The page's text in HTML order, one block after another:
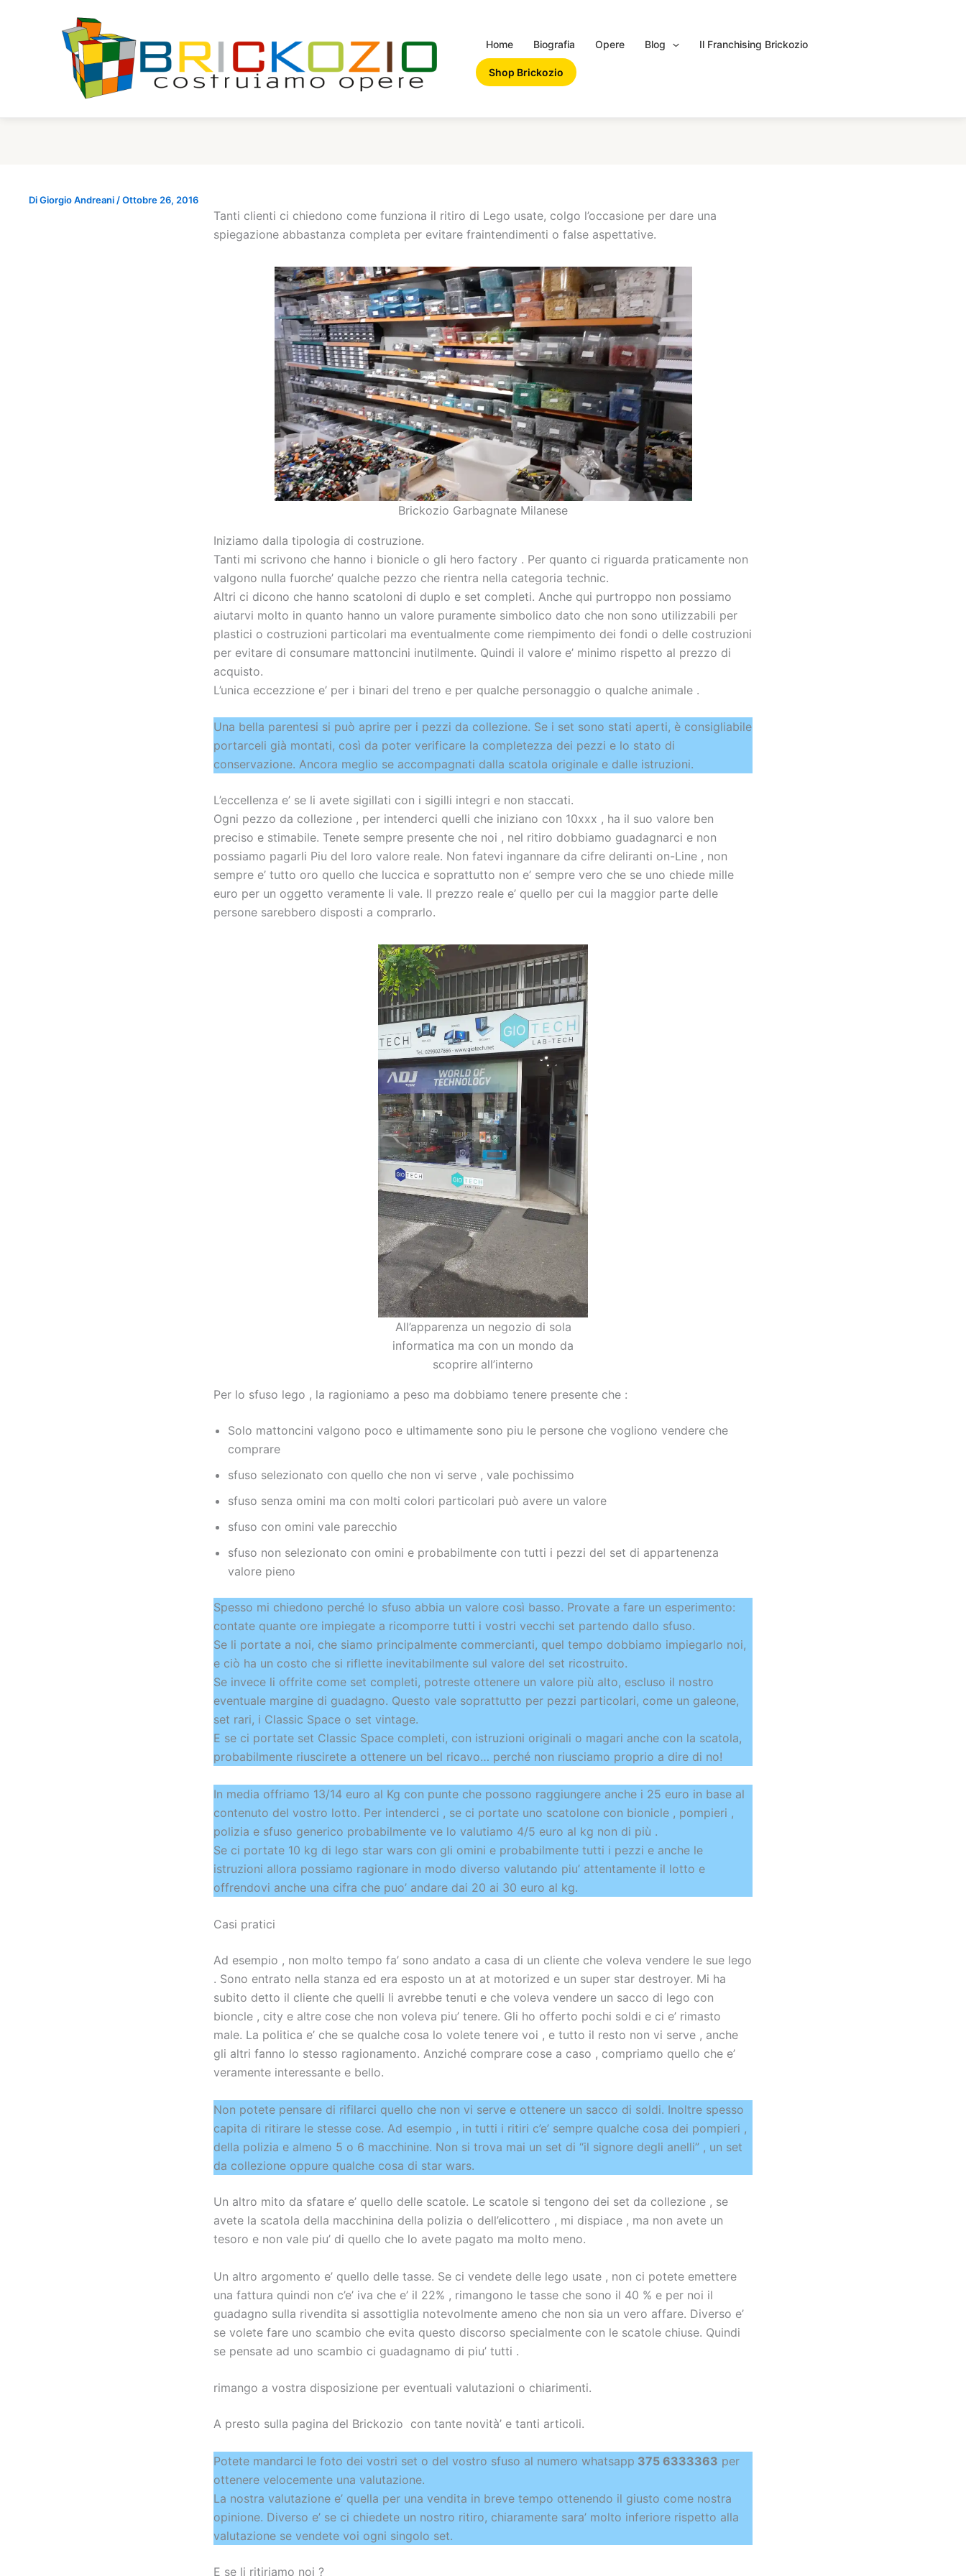
Home Biografia Opere Blog Il Franchising Brickozio
Shop Brickozio
DiGiorgio Andreani /Ottobre 26, 2016
Tanti clienti ci chiedono come funziona il ritiro di Lego usate, colgo l’occasione per dare una
spiegazione abbastanza completa per evitare fraintendimenti o false aspettative.
Brickozio Garbagnate Milanese
Iniziamo dalla tipologia di costruzione.
Tanti mi scrivono che hanno i bionicle o gli hero factory . Per quanto ci riguarda praticamente non
valgono nulla fuorche’ qualche pezzo che rientra nella categoria technic.
Altri ci dicono che hanno scatoloni di duplo e set completi. Anche qui purtroppo non possiamo
aiutarvi molto in quanto hanno un valore puramente simbolico dato che non sono utilizzabili per
plastici o costruzioni particolari ma eventualmente come riempimento dei fondi o delle costruzioni
per evitare di consumare mattoncini inutilmente. Quindi il valore e’ minimo rispetto al prezzo di
acquisto.
L’unica eccezzione e’ per i binari del treno e per qualche personaggio o qualche animale .
Una bella parentesi si può aprire per i pezzi da collezione. Se i set sono stati aperti, è consigliabile
portarceli già montati, così da poter verificare la completezza dei pezzi e lo stato di
conservazione. Ancora meglio se accompagnati dalla scatola originale e dalle istruzioni.
L’eccellenza e’ se li avete sigillati con i sigilli integri e non staccati.
Ogni pezzo da collezione , per intenderci quelli che iniziano con 10xxx , ha il suo valore ben
preciso e stimabile. Tenete sempre presente che noi , nel ritiro dobbiamo guadagnarci e non
possiamo pagarli Piu del loro valore reale. Non fatevi ingannare da cifre deliranti on-Line , non
sempre e’ tutto oro quello che luccica e soprattutto non e’ sempre vero che se uno chiede mille
euro per un oggetto veramente li vale. Il prezzo reale e’ quello per cui la maggior parte delle
persone sarebbero disposti a comprarlo.
All’apparenza un negozio di sola
informatica ma con un mondo da
scoprire all’interno
Per lo sfuso lego , la ragioniamo a peso ma dobbiamo tenere presente che :
Solo mattoncini valgono poco e ultimamente sono piu le persone che vogliono vendere che
comprare
sfuso selezionato con quello che non vi serve , vale pochissimo
sfuso senza omini ma con molti colori particolari può avere un valore
sfuso con omini vale parecchio
sfuso non selezionato con omini e probabilmente con tutti i pezzi del set di appartenenza
valore pieno
Spesso mi chiedono perché lo sfuso abbia un valore così basso. Provate a fare un esperimento:
contate quante ore impiegate a ricomporre tutti i vostri vecchi set partendo dallo sfuso.
Se li portate a noi, che siamo principalmente commercianti, quel tempo dobbiamo impiegarlo noi,
e ciò ha un costo che si riflette inevitabilmente sul valore del set ricostruito.
Se invece li offrite come set completi, potreste ottenere un valore più alto, escluso il nostro
eventuale margine di guadagno. Questo vale soprattutto per pezzi particolari, come un galeone,
set rari, i Classic Space o set vintage.
E se ci portate set Classic Space completi, con istruzioni originali o magari anche con la scatola,
probabilmente riuscirete a ottenere un bel ricavo… perché non riusciamo proprio a dire di no!
In media offriamo 13/14 euro al Kg con punte che possono raggiungere anche i 25 euro in base al
contenuto del vostro lotto. Per intenderci , se ci portate uno scatolone con bionicle , pompieri ,
polizia e sfuso generico probabilmente ve lo valutiamo 4/5 euro al kg non di più .
Se ci portate 10 kg di lego star wars con gli omini e probabilmente tutti i pezzi e anche le
istruzioni allora possiamo ragionare in modo diverso valutando piu’ attentamente il lotto e
offrendovi anche una cifra che puo’ andare dai 20 ai 30 euro al kg.
Casi pratici
Ad esempio , non molto tempo fa’ sono andato a casa di un cliente che voleva vendere le sue lego
. Sono entrato nella stanza ed era esposto un at at motorized e un super star destroyer. Mi ha
subito detto il cliente che quelli li avrebbe tenuti e che voleva vendere un sacco di lego con
bioncle , city e altre cose che non voleva piu’ tenere. Gli ho offerto pochi soldi e ci e’ rimasto
male. La politica e’ che se qualche cosa lo volete tenere voi , e tutto il resto non vi serve , anche
gli altri fanno lo stesso ragionamento. Anziché comprare cose a caso , compriamo quello che e’
veramente interessante e bello.
Non potete pensare di rifilarci quello che non vi serve e ottenere un sacco di soldi. Inoltre spesso
capita di ritirare le stesse cose. Ad esempio , in tutti i ritiri c’e’ sempre qualche cosa dei pompieri ,
della polizia e almeno 5 o 6 macchinine. Non si trova mai un set di “il signore degli anelli” , un set
da collezione oppure qualche cosa di star wars.
Un altro mito da sfatare e’ quello delle scatole. Le scatole si tengono dei set da collezione , se
avete la scatola della macchinina della polizia o dell’elicottero , mi dispiace , ma non avete un
tesoro e non vale piu’ di quello che lo avete pagato ma molto meno.
Un altro argomento e’ quello delle tasse. Se ci vendete delle lego usate , non ci potete emettere
una fattura quindi non c’e’ iva che e’ il 22% , rimangono le tasse che sono il 40 % e per noi il
guadagno sulla rivendita si assottiglia notevolmente ameno che non sia un vero affare. Diverso e’
se volete fare uno scambio che evita questo discorso specialmente con le scatole chiuse. Quindi
se pensate ad uno scambio ci guadagnamo di piu’ tutti .
rimango a vostra disposizione per eventuali valutazioni o chiarimenti.
A presto sulla pagina del Brickozio con tante novità’ e tanti articoli.
Potete mandarci le foto dei vostri set o del vostro sfuso al numero whatsapp 375 6333363 per
ottenere velocemente una valutazione.
La nostra valutazione e’ quella per una vendita in breve tempo ottenendo il giusto come nostra
opinione. Diverso e’ se ci chiedete un nostro ritiro, chiaramente sara’ molto inferiore rispetto alla
valutazione se vendete voi ogni singolo set.
E se li ritiriamo noi ?